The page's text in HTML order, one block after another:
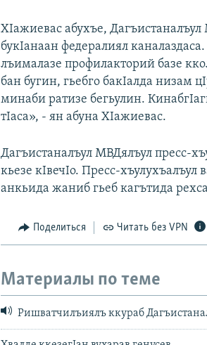
ХIажиевас абухъе, Дагъистаналъул
букIанаан федералиял
лъималазе профилакторий базе
бан бугин, гьебго бакIалда низам
минаби ратизе бегьулин.
тIаса», - ян абуна ХIажиевас.
Дагъистаналъул МВДялъул пресс-
кьезе кIвечIо. Пресс-хъулухъалъул
анкьида жаниб гьеб кагътида
Поделиться Читать без VPN
Материалы по теме
Ришватчилъиялъ ккураб